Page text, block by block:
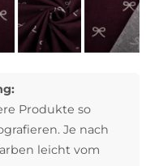
Produkte so
Je nach
leicht vom